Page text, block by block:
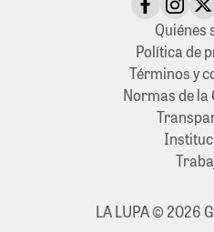
Quiénes
Política de
Términos y
Normas de la
LA LUPA © 2026